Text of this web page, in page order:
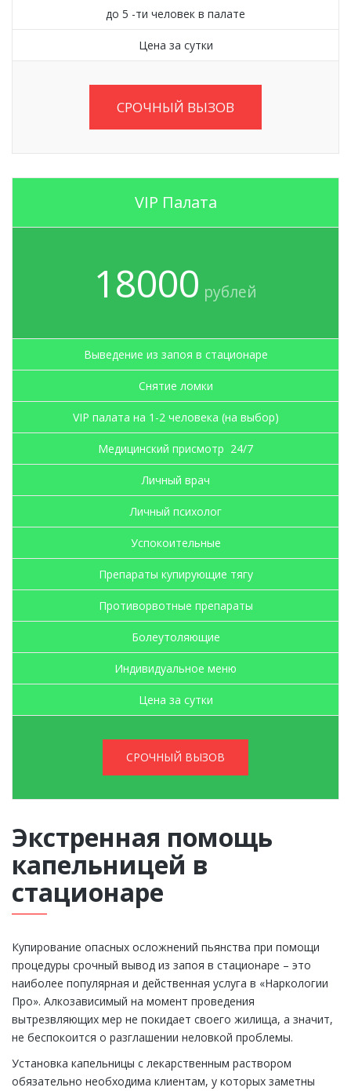
до 5 -ти человек в палате
Цена за сутки
СРОЧНЫЙ ВЫЗОВ
VIP Палата
18000 рублей
Выведение из запоя в стационаре
Снятие ломки
VIP палата на 1-2 человека (на выбор)
Медицинский присмотр 24/7
Личный врач
Личный психолог
Успокоительные
Препараты купирующие тягу
Противорвотные препараты
Болеутоляющие
Индивидуальное меню
Цена за сутки
СРОЧНЫЙ ВЫЗОВ
Экстренная помощь
капельницей в
стационаре
Купирование опасных осложнений пьянства при помощи
процедуры срочный вывод из запоя в стационаре – это
наиболее популярная и действенная услуга в «Наркологии
Про». Алкозависимый на момент проведения
вытрезвляющих мер не покидает своего жилища, а значит,
не беспокоится о разглашении неловкой проблемы.
Установка капельницы с лекарственным раствором
обязательно необходима клиентам, у которых заметны